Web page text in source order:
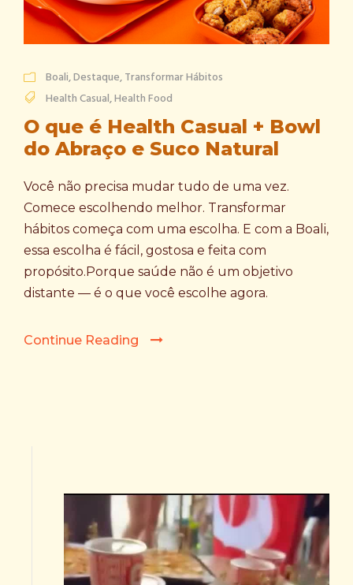
Boali,Destaque,Transformar Hábitos
Health Casual,Health Food
O que é Health Casual + Bowl
do Abraço e Suco Natural
Você não precisa mudar tudo de uma vez.
Comece escolhendo melhor. Transformar
hábitos começa com uma escolha. E com a Boali,
essa escolha é fácil, gostosa e feita com
propósito.Porque saúde não é um objetivo
distante — é o que você escolhe agora.
Continue Reading